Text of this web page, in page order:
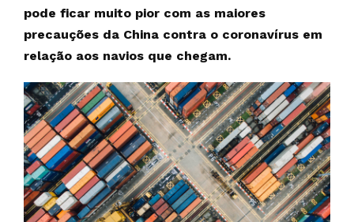
pode ficar muito pior com as maiores
precauções da China contra o coronavírus em
relação aos navios que chegam.